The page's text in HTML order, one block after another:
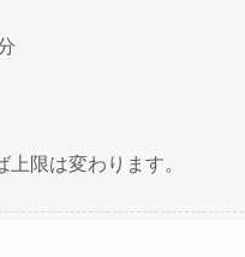
限は変わります。